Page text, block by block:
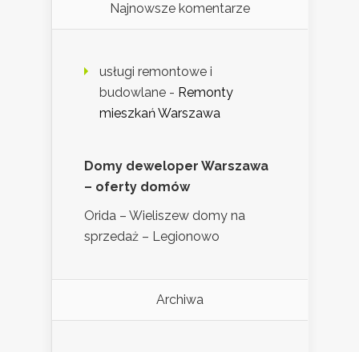
Najnowsze komentarze
usługi remontowe i
budowlane - Remonty
mieszkań Warszawa
Domy deweloper Warszawa
– oferty domów
Orida – Wieliszew domy na
sprzedaż – Legionowo
Archiwa